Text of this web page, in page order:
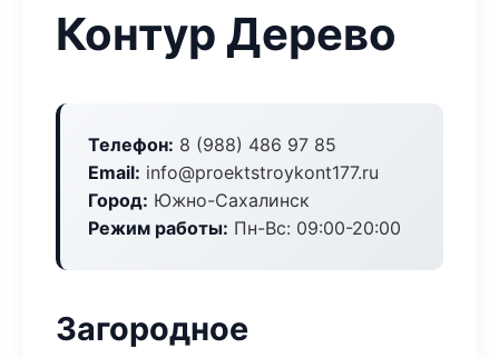
Контур Дерево
Телефон: 8 (988) 486 97 85
Email: info@proektstroykont177.ru
Город: Южно-Сахалинск
Режим работы: Пн-Вс: 09:00-20:00
Загородное